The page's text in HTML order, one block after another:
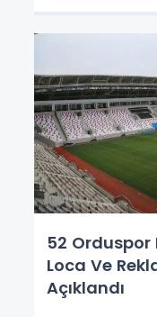
52
Loca Ve
Açıklandı